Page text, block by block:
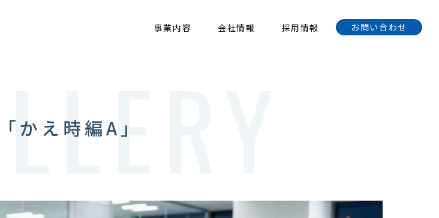
事業内容 会社情報 採用情報 お問い合わせ
かえ時編A」